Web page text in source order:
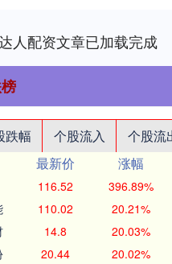
人配资文章已加载完成
跌幅 个股流入 个股流
最新价 涨幅
116.52 396.89%
110.02 20.21%
14.8 20.03%
20.44 20.02%